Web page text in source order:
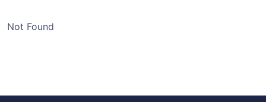
Not Found